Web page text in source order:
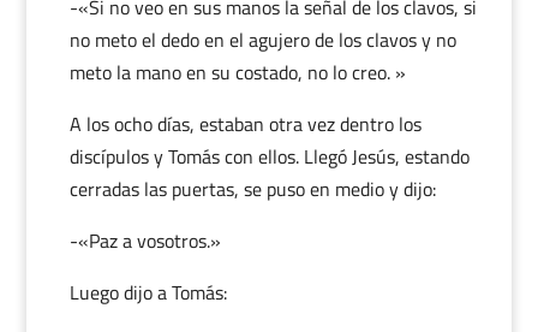
-«Si no veo en sus manos la señal de los clavos, si
no meto el dedo en el agujero de los clavos y no
meto la mano en su costado, no lo creo. »
A los ocho días, estaban otra vez dentro los
discípulos y Tomás con ellos. Llegó Jesús, estando
cerradas las puertas, se puso en medio y dijo:
-«Paz a vosotros.»
Luego dijo a Tomás: